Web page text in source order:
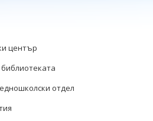
център
отдел